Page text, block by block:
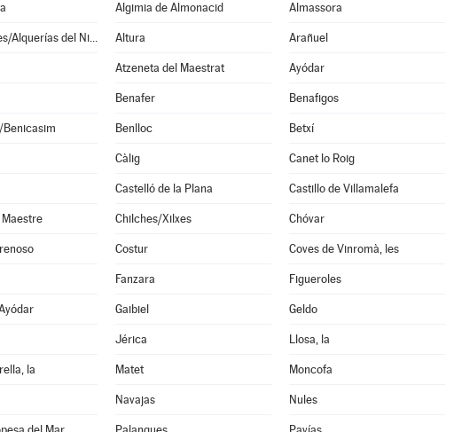
Algimia de Almonacid Almassora
Alqueries, les/Alquerías del Niño Perdido Altura Arañuel
Atzeneta del Maestrat Ayódar
Benafer Benafigos
Benicasim Benlloc Betxí
Càlig Canet lo Roig
Castelló de la Plana Castillo de Villamalefa
Chilches/Xilxes Chóvar
Costur Coves de Vinromà, les
Fanzara Figueroles
Gaibiel Geldo
Jérica Llosa, la
la Matet Moncofa
Navajas Nules